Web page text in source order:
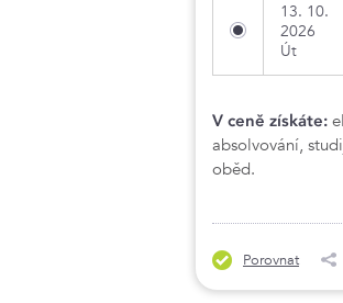
13. 10.
2026
Út
V ceně získáte:
absolvování,
oběd.
Porovnat